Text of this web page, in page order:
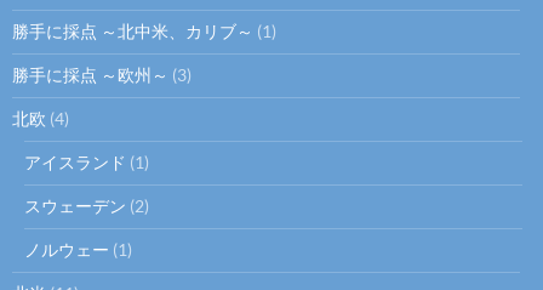
勝手に採点 ～北中米、カリブ～ (1)
勝手に採点 ～欧州～ (3)
北欧 (4)
アイスランド (1)
スウェーデン (2)
ノルウェー (1)